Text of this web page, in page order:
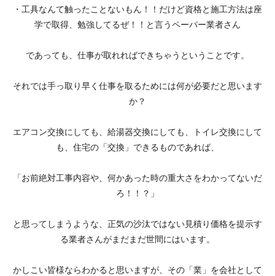
・工具なんて触ったことないもん！！だけど資格と施工方法は座
学で取得、勉強してるぜ！！と言うペーパー業者さん
であっても、仕事が取れればできちゃうということです。
それでは手っ取り早く仕事を取るためには何が必要だと思います
か？
エアコン交換にしても、給湯器交換にしても、トイレ交換にして
も、住宅の「交換」できるものであれば、
「お前絶対工事内容や、何かあった時の重大さをわかってないだ
ろ！！？」
と思ってしまうような、正気の沙汰ではない見積り価格を提示す
る業者さんがまだまだ世間にはいます。
かしこい皆様ならわかると思いますが、その「業」を会社として